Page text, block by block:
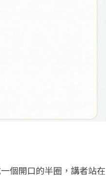
個開口的半圈，講者站在